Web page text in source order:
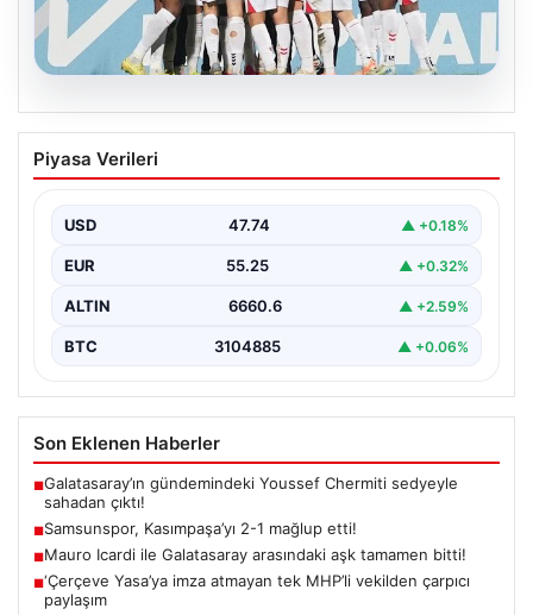
08.08.2026
Samsunspor, Kasımpaşa’yı 2-1 mağlup
etti!
Piyasa Verileri
USD 47.74 ▲ +0.18%
EUR 55.25 ▲ +0.32%
ALTIN 6660.6 ▲ +2.59%
BTC 3104885 ▲ +0.06%
Son Eklenen Haberler
■Galatasaray’ın gündemindeki Youssef Chermiti sedyeyle
sahadan çıktı!
■Samsunspor, Kasımpaşa’yı 2-1 mağlup etti!
■Mauro Icardi ile Galatasaray arasındaki aşk tamamen bitti!
■‘Çerçeve Yasa’ya imza atmayan tek MHP’li vekilden çarpıcı
paylaşım